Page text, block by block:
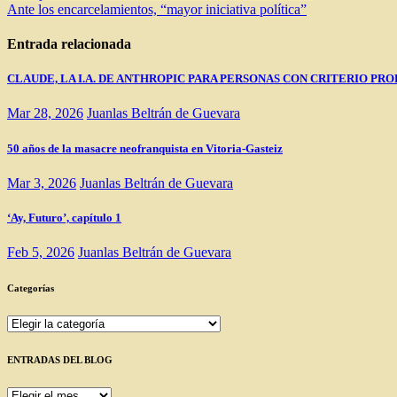
de
entradas
Ante los encarcelamientos, “mayor iniciativa política”
Entrada relacionada
CLAUDE, LA I.A. DE ANTHROPIC PARA PERSONAS CON CRITERIO
Mar 28, 2026 Juanlas Beltrán de Guevara
50 años de la masacre neofranquista en Vitoria-Gasteiz
Mar 3, 2026 Juanlas Beltrán de Guevara
‘Ay, Futuro’, capítulo 1
Feb 5, 2026 Juanlas Beltrán de Guevara
Categorías
Categorías
ENTRADAS DEL BLOG
ENTRADAS